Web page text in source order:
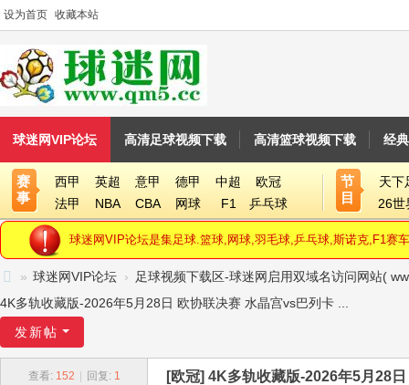
设为首页 收藏本站
球迷网VIP论坛 高清足球视频下载 高清篮球视频下载 经
赛
事
西甲 英超 意甲 德甲 中超
欧冠
法甲
NBA CBA 网球 F1 乒乓球
节
目
天下
26世
球迷网VIP论坛是集足球.篮球,网球,羽毛球,乒乓球,斯诺克,F1赛
球
网
» 球迷网VIP论坛 ›
足球视频下载区-球迷网启用双域名访问网站(
4K多轨收藏版-2026年5月28日 欧协联决赛 水晶宫vs巴列卡 ...
发新帖
查看: 152 回复: 1 [欧冠] 4K多轨收藏版-2026年5月28